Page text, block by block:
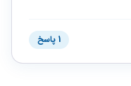
1 پاسخ